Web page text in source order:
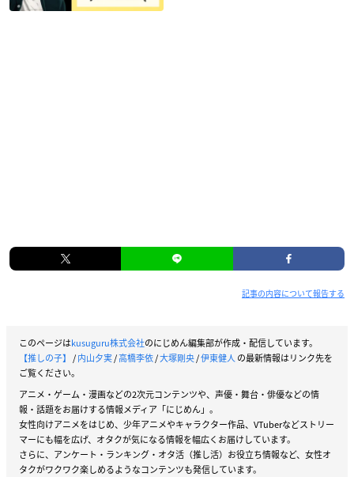
記事の内容について報告する
このページはkusuguru株式会社のにじめん編集部が作成・配信しています。
【推しの子】 /内山夕実/高橋李依/大塚剛央/伊東健人の最新情報はリンク先を
ご覧ください。
アニメ・ゲーム・漫画などの2次元コンテンツや、声優・舞台・俳優などの情
報・話題をお届けする情報メディア「にじめん」。
女性向けアニメをはじめ、少年アニメやキャラクター作品、VTuberなどストリー
マーにも幅を広げ、オタクが気になる情報を幅広くお届けしています。
さらに、アンケート・ランキング・オタ活（推し活）お役立ち情報など、女性オ
タクがワクワク楽しめるようなコンテンツも発信しています。